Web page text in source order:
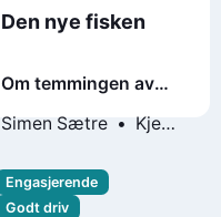
Den nye fisken
Om temmingen av
forunderlige som
Simen Sætre
Kjetil
Engasjerende
Godt driv